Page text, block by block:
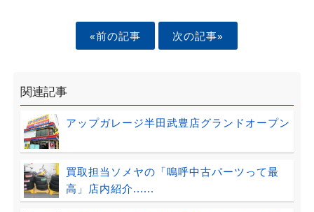
«前の記事 次の記事»
関連記事
アップガレージ半田武豊店グランドオープン
買取担当ソメヤの「嗚呼中古パーツって最
高」店内紹介......